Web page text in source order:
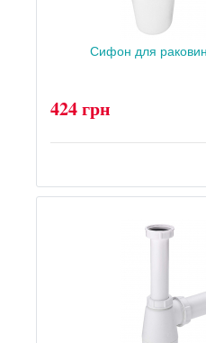
Сифон для
424 грн